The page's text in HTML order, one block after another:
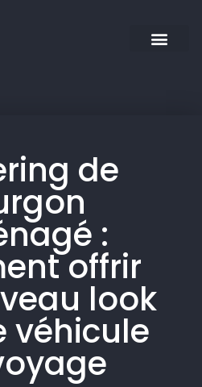
de
:
offrir
look
véhicule